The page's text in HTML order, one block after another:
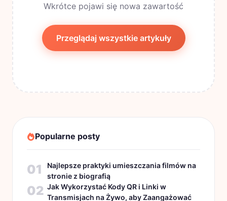
Wkrótce pojawi się nowa zawartość
Przeglądaj wszystkie artykuły
Popularne posty
01
Najlepsze praktyki umieszczania filmów na
stronie z biografią
02 Jak Wykorzystać Kody QR i Linki w
Transmisjach na Żywo, aby Zaangażować